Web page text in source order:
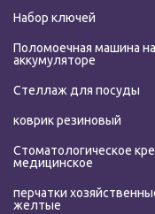
Набор ключей
Поломоечная машина на
аккумуляторе
Стеллаж для посуды
коврик резиновый
Стоматологическое
медицинское
перчатки
желтые